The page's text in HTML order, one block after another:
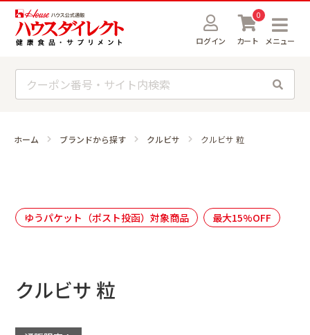
ログイン
0
カート メニュー
ホーム ブランドから探す クルビサ クルビサ 粒
ゆうパケット（ポスト投函）対象商品 最大15%OFF
クルビサ 粒